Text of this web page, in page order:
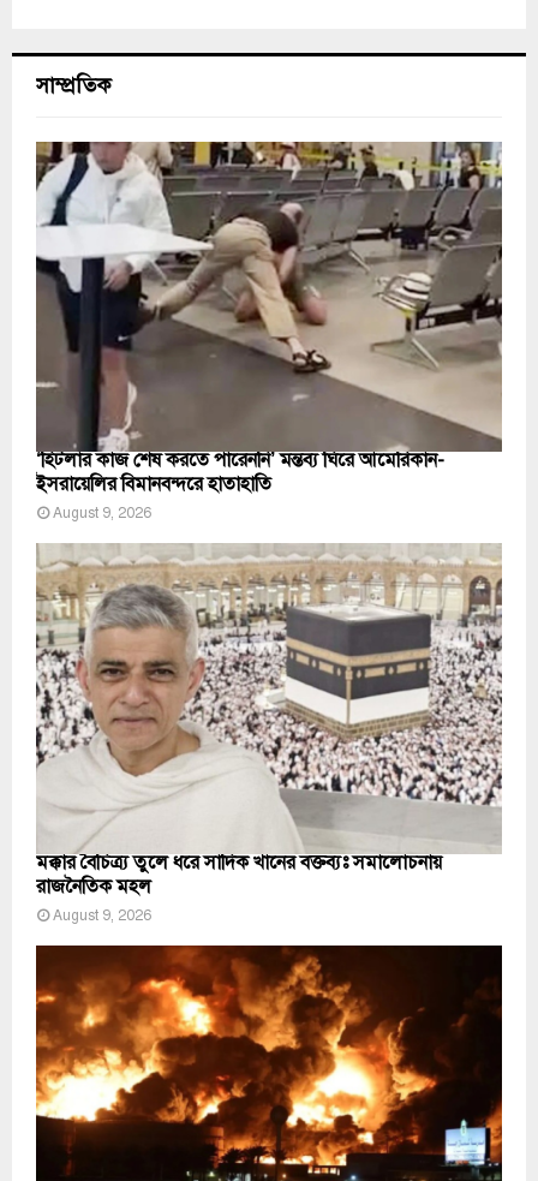
সাম্প্রতিক
‘হিটলার কাজ শেষ করতে পারেননি’ মন্তব্য ঘিরে আমেরিকান-
ইসরায়েলির বিমানবন্দরে হাতাহাতি
August 9, 2026
মক্কার বৈচিত্র্য তুলে ধরে সাদিক খানের বক্তব্যঃ সমালোচনায়
রাজনৈতিক মহল
August 9, 2026